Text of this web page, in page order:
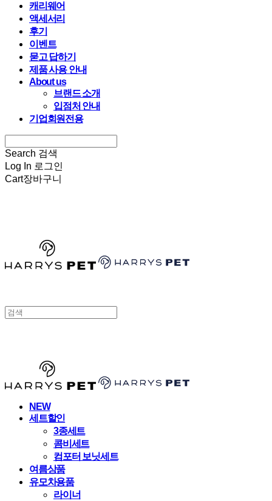
캐리웨어
액세서리
후기
이벤트
묻고 답하기
제품 사용 안내
About us
브랜드 소개
입점처 안내
기업회원전용
Search 검색
Log In 로그인
Cart장바구니
NEW
세트할인
3종세트
콤비세트
컴포터 보닛세트
여름상품
유모차용품
라이너